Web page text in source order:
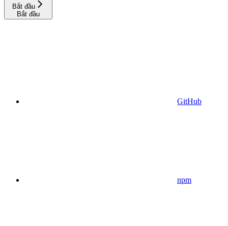
Bắt đầu
Bắt đầu
GitHub
npm